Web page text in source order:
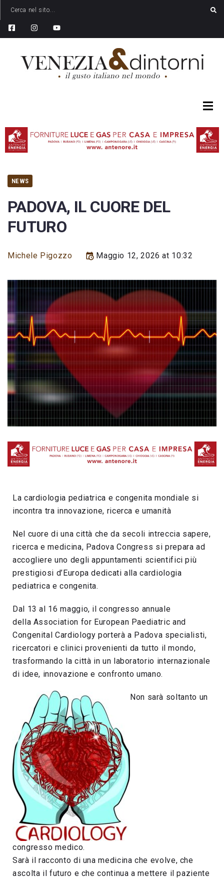
NEWS
PADOVA, IL CUORE DEL
FUTURO
Michele Pigozzo Maggio 12, 2026 at 10:32
La cardiologia pediatrica e congenita mondiale si
incontra tra innovazione, ricerca e umanità
Nel cuore di una città che da secoli intreccia sapere,
ricerca e medicina, Padova Congress si prepara ad
accogliere uno degli appuntamenti scientifici più
prestigiosi d’Europa dedicati alla cardiologia
pediatrica e congenita.
Dal 13 al 16 maggio, il congresso annuale
della Association for European Paediatric and
Congenital Cardiology porterà a Padova specialisti,
ricercatori e clinici provenienti da tutto il mondo,
trasformando la città in un laboratorio internazionale
di idee, innovazione e confronto umano.
Non sarà soltanto un
congresso medico.
Sarà il racconto di una medicina che evolve, che
ascolta il futuro e che continua a mettere il paziente